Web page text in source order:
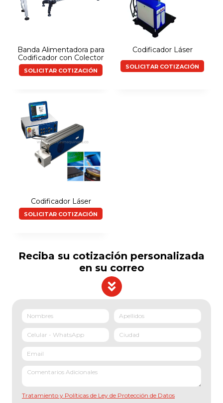
Banda Alimentadora para
Codificador con Colector
SOLICITAR COTIZACIÓN
Codificador Láser
SOLICITAR COTIZACIÓN
Codificador Láser
SOLICITAR COTIZACIÓN
Reciba su cotización personalizada
en su correo
Tratamiento y Políticas de Ley de Protección de Datos